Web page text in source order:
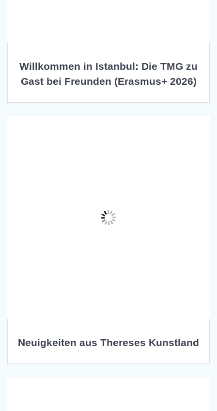
Willkommen in Istanbul: Die TMG zu
Gast bei Freunden (Erasmus+ 2026)
Neuigkeiten aus Thereses Kunstland